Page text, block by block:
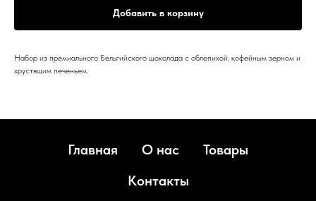
Добавить в корзину
Набор из премиального Бельгийского шоколада с облепихой, кофейным зерном и
хрустящим печеньем.
Главная О нас
Товары
Контакты